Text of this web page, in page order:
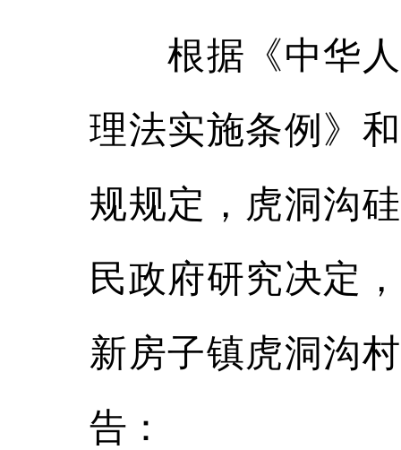
根据《中华人
理法实施条例》
规规定，虎洞沟
民政府研究决定
新房子镇虎洞沟
告：